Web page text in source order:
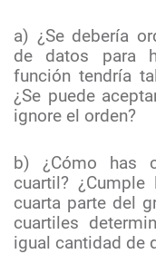
a) ¿Se debería
de datos para
función tendría
¿Se puede
ignore el orden?
b) ¿Cómo has
cuartil?
cuarta parte del
cuartiles
igual cantidad de